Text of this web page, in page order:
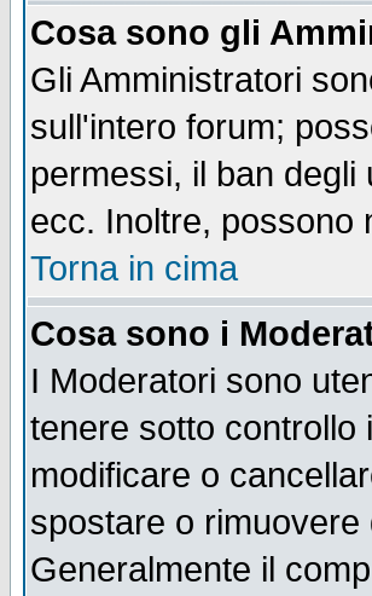
Cosa sono gli
Gli Amministratori
sull'intero forum;
permessi, il ban
ecc. Inoltre, possono
Torna in cima
Cosa sono i
I Moderatori sono
tenere sotto controllo
modificare o
spostare o
Generalmente il